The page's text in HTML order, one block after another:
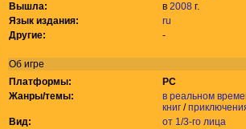
Вышла:
в 2008 г.
Язык издания:
ru
Другие:
-
Об игре
Платформы:
PC
Жанры/темы:
в реальном
книг /
Вид:
от 1/3-го лица